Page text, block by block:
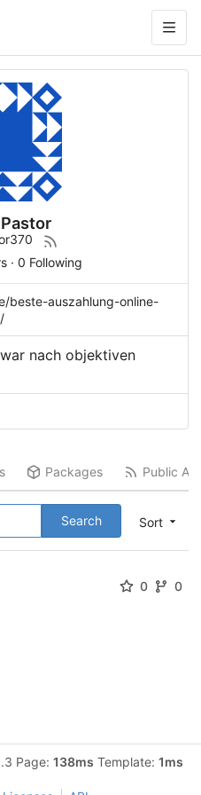
· 0 Following
beste-auszahlung-online-
nach objektiven
Packages Public
Sort
Search
0 0
Page: 138ms Template: 1ms